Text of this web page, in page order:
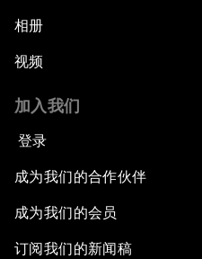
相册
视频
加入我们
登录
成为我们的合作伙伴
成为我们的会员
订阅我们的新闻稿